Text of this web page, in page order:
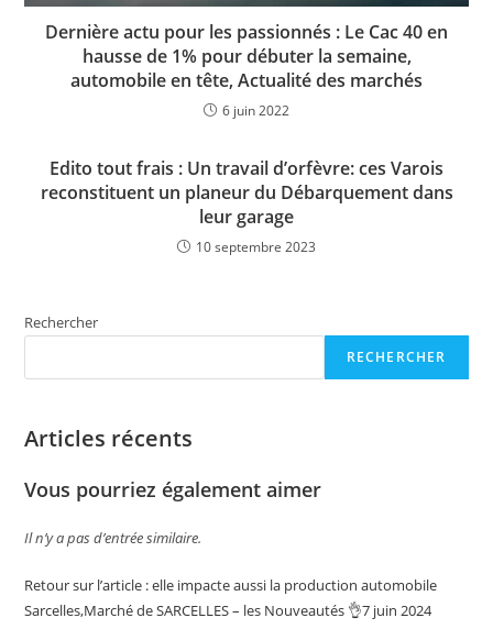
Dernière actu pour les passionnés : Le Cac 40 en
hausse de 1% pour débuter la semaine,
automobile en tête, Actualité des marchés
6 juin 2022
Edito tout frais : Un travail d’orfèvre: ces Varois
reconstituent un planeur du Débarquement dans
leur garage
10 septembre 2023
Rechercher
RECHERCHER
Articles récents
Vous pourriez également aimer
Il n’y a pas d’entrée similaire.
Retour sur l’article : elle impacte aussi la production automobile
Sarcelles,Marché de SARCELLES – les Nouveautés 👌7 juin 2024